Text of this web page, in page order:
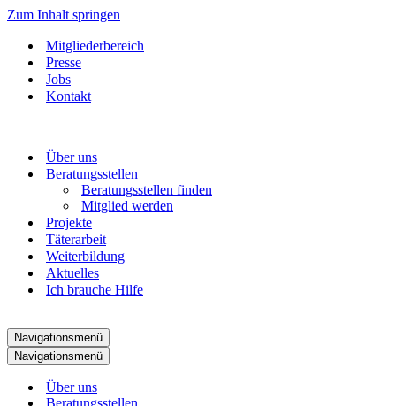
Zum Inhalt springen
Mitgliederbereich
Presse
Jobs
Kontakt
Über uns
Beratungsstellen
Beratungsstellen finden
Mitglied werden
Projekte
Täterarbeit
Weiterbildung
Aktuelles
Ich brauche Hilfe
Navigationsmenü
Navigationsmenü
Über uns
Beratungsstellen